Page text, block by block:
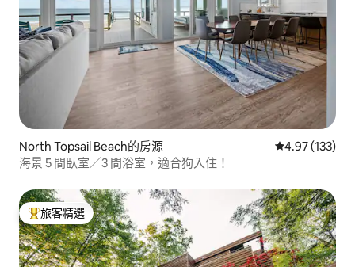
North Topsail Beach的房源 從 133 則評價
4.97 (133)
海景 5 間臥室／3 間浴室，適合狗入住！
旅客精選榜首
旅客精選